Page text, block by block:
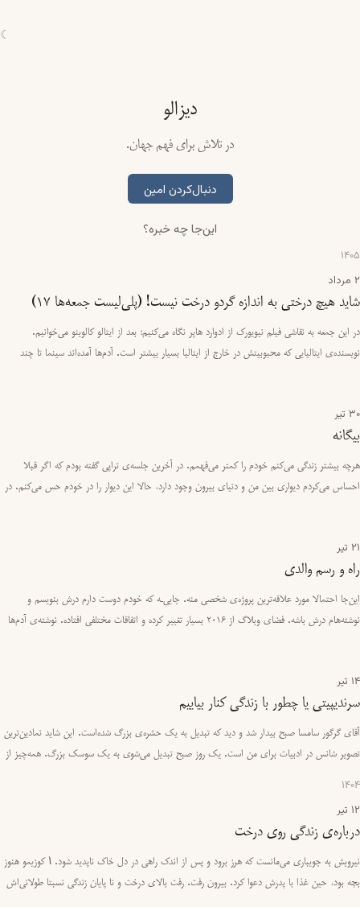
☾
دیزالو
در تلاش برای فهم جهان.
دنبال‌کردن امین
این‌جا چه خبره؟
1405
2 مرداد
شاید هیچ درختی به اندازه گردو درخت نیست! (پلی‌لیست جمعه‌ها ۱۷)
در این جمعه به نقاشی فیلم نیویورک از ادوارد هاپر نگاه می‌کنیم؛ بعد از ایتالو کالوینو می‌خوانیم.
نویسنده‌ی ایتالیایی که محبوبیتش در خارج از ایتالیا بسیار بیشتر است. آدم‌ها آمده‌اند سینما تا چند
30 تیر
بیگانه
هرچه بیشتر زندگی می‌کنم خودم را کمتر می‌فهمم. در آخرین جلسه‌ی تراپی گفته بودم که اگر قبلا
احساس می‌کردم دیواری بین من و دنیای بیرون وجود دارد، حالا این دیوار را در خودم حس می‌کنم. در
21 تیر
راه‌ و رسم والدی
این‌جا احتمالا مورد علاقه‌ترین پروژه‌ی شخصی منه. جایی‌ـه که خودم دوست دارم درش بنویسم و
نوشته‌هام درش باشه. فضای وبلاگ از ۲۰۱۶ بسیار تغییر کرده و اتفاقات مختلفی افتاده. نوشته‌ی آدم‌ها
14 تیر
سرندیپیتی یا چطور با زندگی کنار بیاییم
آقای گرگور سامسا صبح بیدار شد و دید که تبدیل به یک حشره‌ی بزرگ شده‌است. این شاید نمادین‌ترین
تصویر شانس در ادبیات برای من است. یک روز صبح تبدیل می‌شوی به یک سوسک بزرگ. همه‌چیز از
1404
12 تیر
درباره‌ی زندگی روی درخت
نیرویش به جویباری می‌مانست که هرز برود و پس از اندک راهی در دل خاک ناپدید شود. 1 کوزیمو هنوز
بچه بود، حین غذا با پدرش دعوا کرد. بیرون رفت. رفت بالای درخت و تا پایان زندگی نسبتا طولانی‌اش